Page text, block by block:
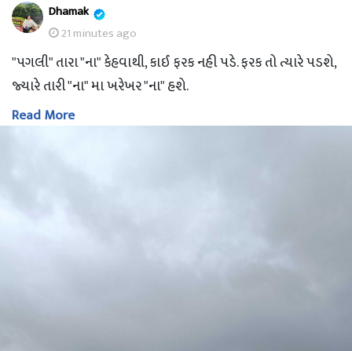
Dhamak
21 minutes ago
"પગલી" તારા "ના" કેહવાથી, કાઈ ફરક નહી પડે. ફરક તો ત્યારે પડશે,
જ્યારે તારી "ના" મા ખરેખર "ના" હશે.
Read More